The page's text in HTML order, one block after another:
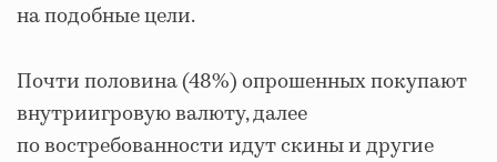
на подобные цели.
Почти половина (48%) опрошенных покупают
внутриигровую валюту, далее
по востребованности идут скины и другие